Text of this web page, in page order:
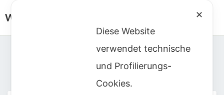
WOLFGANG GUROWIETZ
Impressum
✕
Diese Website
verwendet technische
und Profilierungs-
Cookies.